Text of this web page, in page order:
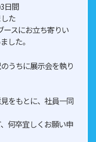
日間
た
ースにお立ち寄りい
した。
うちに展示会を執り
をもとに、社員一同
何卒宜しくお願い申